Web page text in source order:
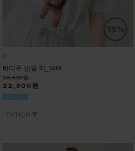
15%
버디푸 반팔 티_WM
26,800원
22,800원
OPTION